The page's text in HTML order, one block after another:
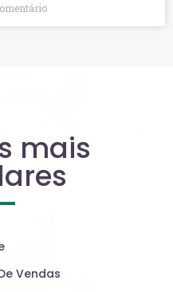
mais
Vendas